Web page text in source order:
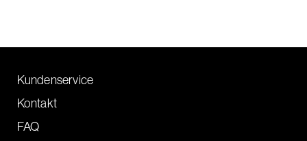
Kundenservice
Kontakt
FAQ